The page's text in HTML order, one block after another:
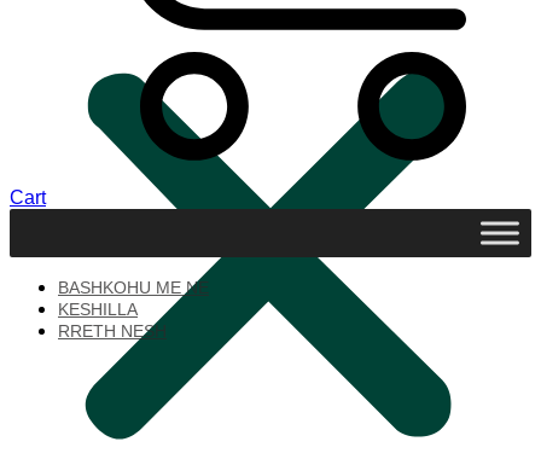
Cart
BASHKOHU ME NE
KESHILLA
RRETH NESH